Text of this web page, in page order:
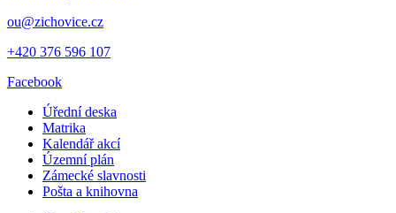
ou@zichovice.cz
+420 ​​376 596 107
Facebook
Úřední deska
Matrika
Kalendář akcí
Územní plán
Zámecké slavnosti
Pošta a knihovna